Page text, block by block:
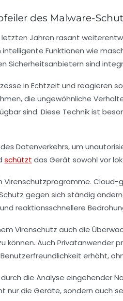
des Malware-
Jahren rasant
Funktionen wie
Sicherheitsanbietern sind
in Echtzeit und reagieren
die ungewöhnliche
sind. Diese Technik ist
Datenverkehrs, um
schützt das Gerät sowohl vor
gegen sich ständig
reaktionsschnellere
Virenschutz auch die
Auch Privatanwender
erhöht,
die Analyse eingehender
die Geräte, sondern auch